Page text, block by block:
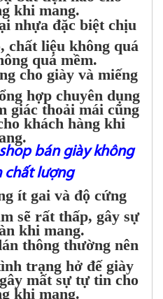
khi mang.
nhựa đặc biệt chịu
chất liệu không quá
quá mềm.
cho giày và miếng
hợp chuyên dụng
giác thoải mái cũng
khách hàng khi
bán giày không
chất lượng
ít gai và độ cứng
sẽ rất thấp, gây sự
khi mang.
thông thường nên
trạng hở đế giày
mất sự tự tin cho
khi mang.